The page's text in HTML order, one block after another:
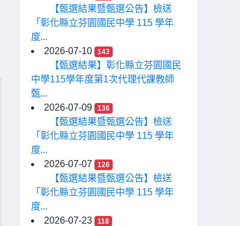
【甄選結果暨甄選公告】檢送
「彰化縣立芬園國民中學 115 學年
度...
2026-07-10
143
【甄選結果】彰化縣立芬園國民
中學115學年度第1次代理代課教師
甄...
2026-07-09
136
【甄選結果暨甄選公告】檢送
「彰化縣立芬園國民中學 115 學年
度...
2026-07-07
126
【甄選結果暨甄選公告】檢送
「彰化縣立芬園國民中學 115 學年
度...
2026-07-23
118